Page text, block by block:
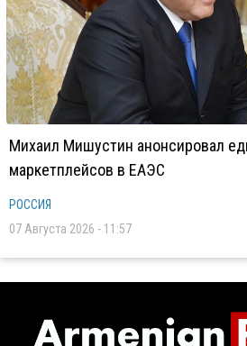
Михаил Мишустин анонсировал
маркетплейсов в ЕАЭС
РОССИЯ
07 Августа 2026 - 11:57